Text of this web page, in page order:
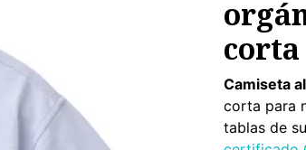
Camiseta
corta para
tablas de